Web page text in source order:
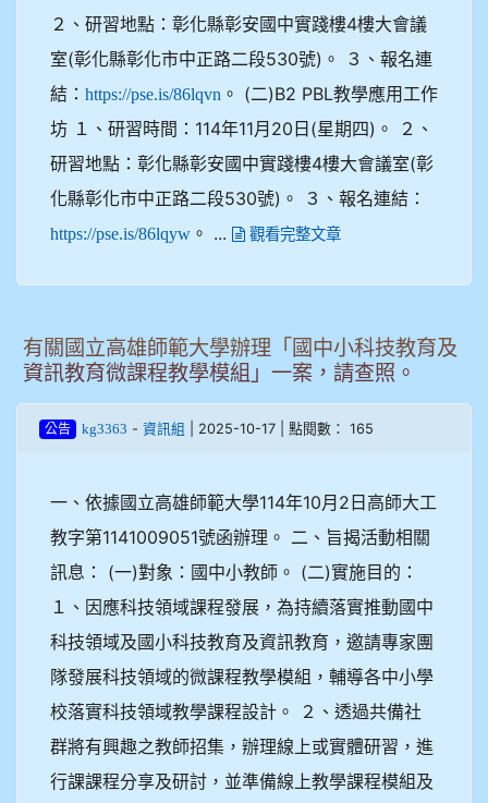
２、研習地點：彰化縣彰安國中實踐樓4樓大會議
室(彰化縣彰化市中正路二段530號)。 ３、報名連
結： https://pse.is/86lqvn 。 (二)B2 PBL教學應用工作
坊 １、研習時間：114年11月20日(星期四)。 ２、
研習地點：彰化縣彰安國中實踐樓4樓大會議室(彰
化縣彰化市中正路二段530號)。 ３、報名連結：
https://pse.is/86lqyw 。 ... 觀看完整文章
有關國立高雄師範大學辦理「國中小科技教育及
資訊教育微課程教學模組」一案，請查照。
公告 kg3363 - 資訊組 | 2025-10-17 | 點閱數： 165
一、依據國立高雄師範大學114年10月2日高師大工
教字第1141009051號函辦理。 二、旨揭活動相關
訊息： (一)對象：國中小教師。 (二)實施目的：
１、因應科技領域課程發展，為持續落實推動國中
科技領域及國小科技教育及資訊教育，邀請專家團
隊發展科技領域的微課程教學模組，輔導各中小學
校落實科技領域教學課程設計。 ２、透過共備社
群將有興趣之教師招集，辦理線上或實體研習，進
行課課程分享及研討，並準備線上教學課程模組及